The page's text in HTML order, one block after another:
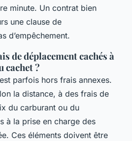
minute. Un contrat bien
une clause de
d’empêchement.
de déplacement cachés à
cachet ?
parfois hors frais annexes.
la distance, à des frais de
du carburant ou du
à la prise en charge des
Ces éléments doivent être